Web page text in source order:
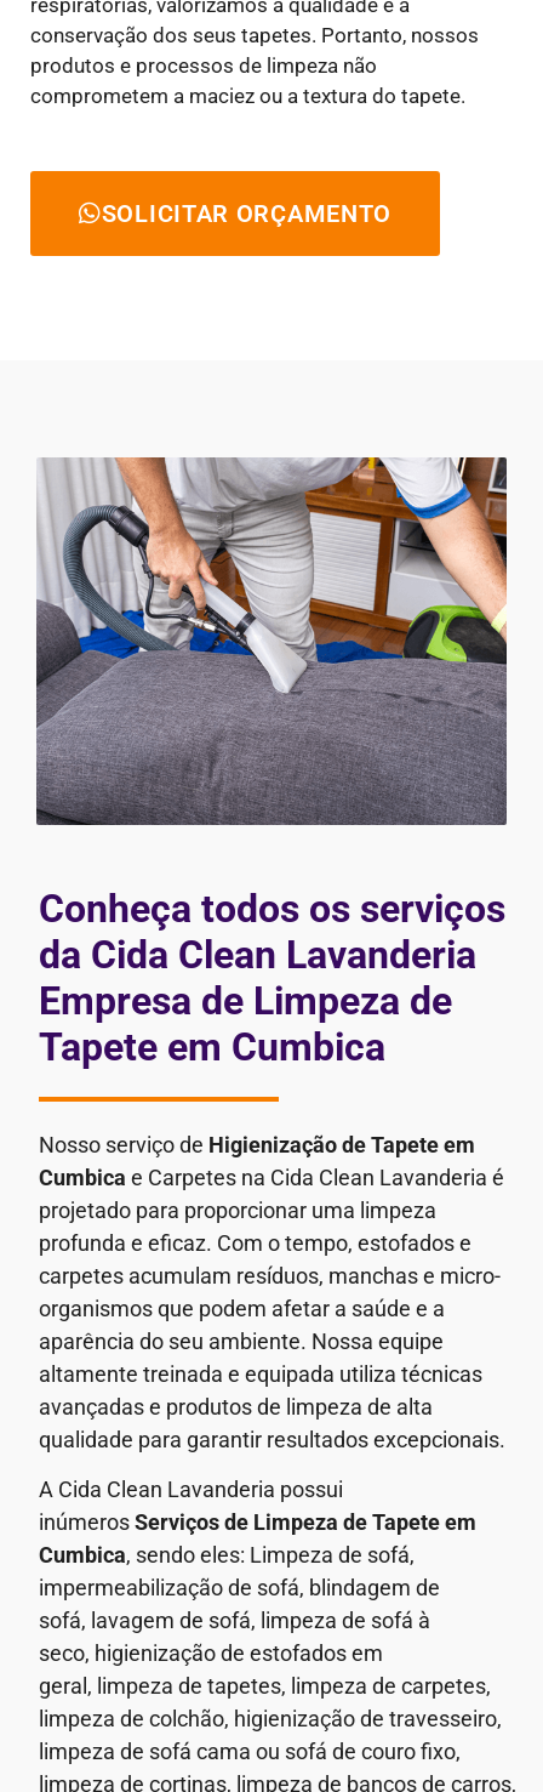
conservação dos seus tapetes. Portanto, nossos
produtos e processos de limpeza não
comprometem a maciez ou a textura do tapete.
SOLICITAR ORÇAMENTO
Conheça todos os serviços
da Cida Clean Lavanderia
Empresa de Limpeza de
Tapete em Cumbica
Nosso serviço de Higienização de Tapete em
Cumbica e Carpetes na Cida Clean Lavanderia é
projetado para proporcionar uma limpeza
profunda e eficaz. Com o tempo, estofados e
carpetes acumulam resíduos, manchas e micro-
organismos que podem afetar a saúde e a
aparência do seu ambiente. Nossa equipe
altamente treinada e equipada utiliza técnicas
avançadas e produtos de limpeza de alta
qualidade para garantir resultados excepcionais.
A Cida Clean Lavanderia possui
inúmerosServiços de Limpeza de Tapete em
Cumbica, sendo eles: Limpeza de sofá,
impermeabilização de sofá, blindagem de
sofá, lavagem de sofá, limpeza de sofá à
seco, higienização de estofados em
geral, limpeza de tapetes, limpeza de carpetes,
limpeza de colchão, higienização de travesseiro,
limpeza de sofá cama ou sofá de couro fixo,
limpeza de cortinas, limpeza de bancos de carros,